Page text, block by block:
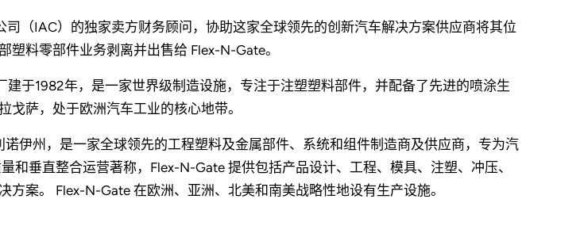
司（IAC）的独家卖方财务顾问，协助这家全球领先的创新汽车解决方案供应商将其位
塑料零部件业务剥离并出售给 Flex-N-Gate。
建于1982年，是一家世界级制造设施，专注于注塑塑料部件，并配备了先进的喷涂生
戈萨，处于欧洲汽车工业的核心地带。
伊州，是一家全球领先的工程塑料及金属部件、系统和组件制造商及供应商，专为汽
和垂直整合运营著称，Flex-N-Gate 提供包括产品设计、工程、模具、注塑、冲压、
方案。 Flex-N-Gate 在欧洲、亚洲、北美和南美战略性地设有生产设施。